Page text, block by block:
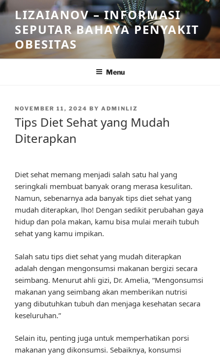
Skip
to
content
LIZAIANOV – INFORMASI
SEPUTAR BAHAYA PENYAKIT
OBESITAS
Menu
POSTED
ON
NOVEMBER 11, 2024 BY ADMINLIZ
Tips Diet Sehat yang Mudah
Diterapkan
Diet sehat memang menjadi salah satu hal yang
seringkali membuat banyak orang merasa kesulitan.
Namun, sebenarnya ada banyak tips diet sehat yang
mudah diterapkan, lho! Dengan sedikit perubahan gaya
hidup dan pola makan, kamu bisa mulai meraih tubuh
sehat yang kamu impikan.
Salah satu tips diet sehat yang mudah diterapkan
adalah dengan mengonsumsi makanan bergizi secara
seimbang. Menurut ahli gizi, Dr. Amelia, “Mengonsumsi
makanan yang seimbang akan memberikan nutrisi
yang dibutuhkan tubuh dan menjaga kesehatan secara
keseluruhan.”
Selain itu, penting juga untuk memperhatikan porsi
makanan yang dikonsumsi. Sebaiknya, konsumsi